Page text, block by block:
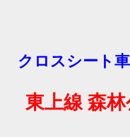
クロスシート
東上線 森